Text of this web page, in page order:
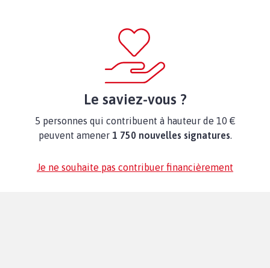
Le saviez-vous ?
5 personnes qui contribuent à hauteur de 10 €
peuvent amener 1 750 nouvelles signatures.
Je ne souhaite pas contribuer financièrement